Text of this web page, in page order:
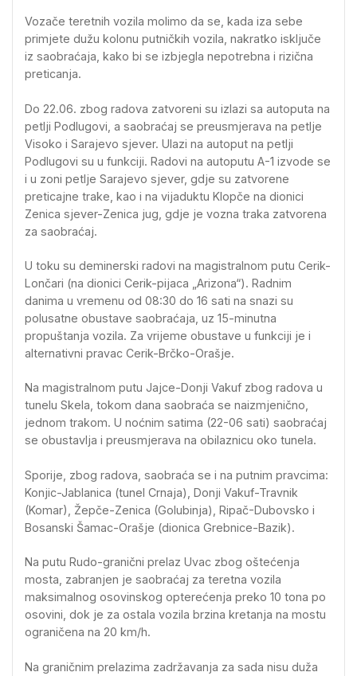
Vozače teretnih vozila molimo da se, kada iza sebe
primjete dužu kolonu putničkih vozila, nakratko isključe
iz saobraćaja, kako bi se izbjegla nepotrebna i rizična
preticanja.
Do 22.06. zbog radova zatvoreni su izlazi sa autoputa na
petlji Podlugovi, a saobraćaj se preusmjerava na petlje
Visoko i Sarajevo sjever. Ulazi na autoput na petlji
Podlugovi su u funkciji. Radovi na autoputu A-1 izvode se
i u zoni petlje Sarajevo sjever, gdje su zatvorene
preticajne trake, kao i na vijaduktu Klopče na dionici
Zenica sjever-Zenica jug, gdje je vozna traka zatvorena
za saobraćaj.
U toku su deminerski radovi na magistralnom putu Cerik-
Lončari (na dionici Cerik-pijaca „Arizona“). Radnim
danima u vremenu od 08:30 do 16 sati na snazi su
polusatne obustave saobraćaja, uz 15-minutna
propuštanja vozila. Za vrijeme obustave u funkciji je i
alternativni pravac Cerik-Brčko-Orašje.
Na magistralnom putu Jajce-Donji Vakuf zbog radova u
tunelu Skela, tokom dana saobraća se naizmjenično,
jednom trakom. U noćnim satima (22-06 sati) saobraćaj
se obustavlja i preusmjerava na obilaznicu oko tunela.
Sporije, zbog radova, saobraća se i na putnim pravcima:
Konjic-Jablanica (tunel Crnaja), Donji Vakuf-Travnik
(Komar), Žepče-Zenica (Golubinja), Ripač-Dubovsko i
Bosanski Šamac-Orašje (dionica Grebnice-Bazik).
Na putu Rudo-granični prelaz Uvac zbog oštećenja
mosta, zabranjen je saobraćaj za teretna vozila
maksimalnog osovinskog opterećenja preko 10 tona po
osovini, dok je za ostala vozila brzina kretanja na mostu
ograničena na 20 km/h.
Na graničnim prelazima zadržavanja za sada nisu duža